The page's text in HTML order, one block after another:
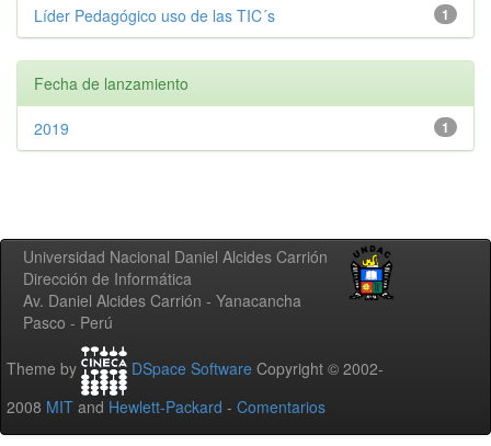
1
Líder Pedagógico uso de las TIC´s
Fecha de lanzamiento
1
2019
Universidad Nacional Daniel Alcides Carrión
Dirección de Informática
Av. Daniel Alcides Carrión - Yanacancha
Pasco - Perú
Theme by DSpace Software Copyright © 2002-
2008 MIT and Hewlett-Packard - Comentarios